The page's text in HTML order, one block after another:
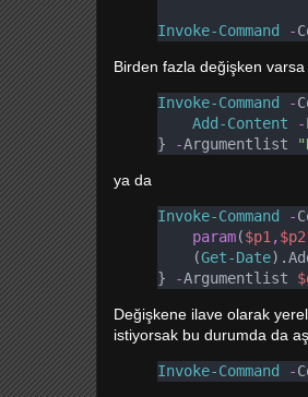
Invoke-Command -
Birden fazla değişken
Invoke-Command -
Add-Content
-
}
-Argumentlist
ya da
Invoke-Command -
param($p1 ,$p2
(Get-Date
}
-Argumentlist
Değişkene ilave olarak
istiyorsak bu durumda da
Invoke-Command -